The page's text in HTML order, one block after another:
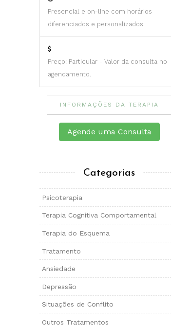
Presencial e on-line com horários
diferenciados e personalizados
Preço: Particular - Valor da consulta no
agendamento.
INFORMAÇÕES DA TERAPIA
Agende uma Consulta
Categorias
Psicoterapia
Terapia Cognitiva Comportamental
Terapia do Esquema
Tratamento
Ansiedade
Depressão
Situações de Conflito
Outros Tratamentos